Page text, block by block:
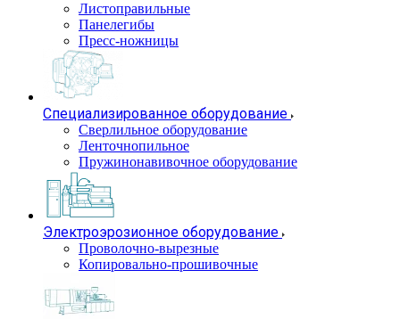
Листоправильные
Панелегибы
Пресс-ножницы
Специализированное оборудование
Сверлильное оборудование
Ленточнопильное
Пружинонавивочное оборудование
Электроэрозионное оборудование
Проволочно-вырезные
Копировально-прошивочные